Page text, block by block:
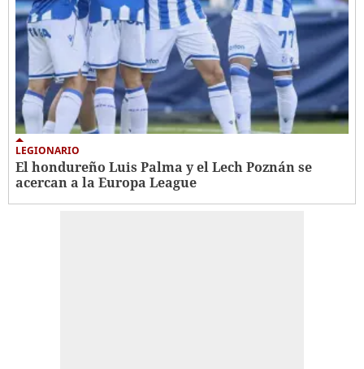
LEGIONARIO
El hondureño Luis Palma y el Lech Poznán se
acercan a la Europa League